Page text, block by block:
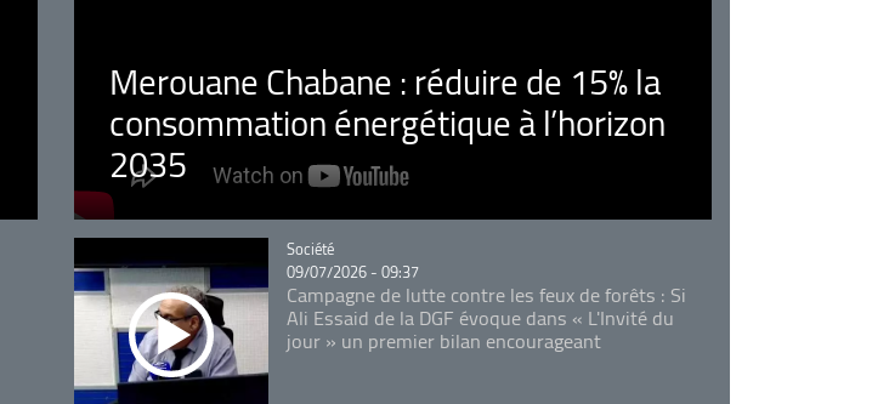
Merouane Chabane : réduire de 15% la
consommation énergétique à l’horizon
2035
Catégorie
Société
09/07/2026 - 09:37
Campagne de lutte contre les feux de forêts : Si
Ali Essaid de la DGF évoque dans « L'Invité du
jour » un premier bilan encourageant